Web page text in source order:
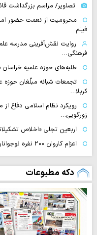
تصاویر/ مراسم بزرگداشت
محرومیت از نعمت حضور
فیلم
روایت نقش‌آفرینی مدرسه
فرهنگی…
طلبه‌های حوزه علمیه
تجمعات شبانه مبلّغان حوزه
کربلا…
رویکرد نظام اسلامی دفاع
زورگویی…
اربعین تجلی «اخلاص
اعزام کاروان ۲۰۰ نفره نوجوانان کهگیلویه و بویراحمدی به طریق الحسین…
دکه مطبوعات